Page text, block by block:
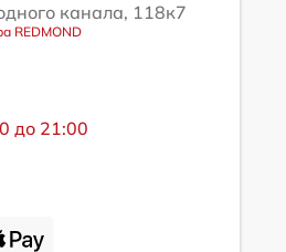
канала, 118к7
REDMOND
до 21:00